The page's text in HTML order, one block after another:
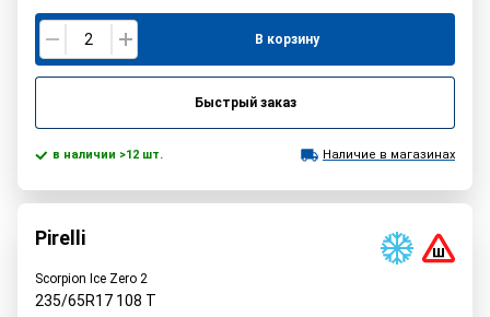
В корзину
Быстрый заказ
в наличии >12 шт. Наличие в магазинах
Pirelli
Scorpion Ice Zero 2
235/65R17 108 T